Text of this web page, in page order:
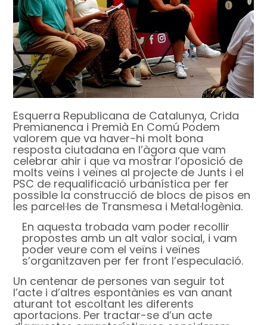
Esquerra Republicana de Catalunya, Crida
Premianenca i Premià En Comú Podem
valorem que va haver-hi molt bona
resposta ciutadana en l’àgora que vam
celebrar ahir i que va mostrar l’oposició de
molts veïns i veïnes al projecte de Junts i el
PSC de requalificació urbanística per fer
possible la construcció de blocs de pisos en
les parcel·les de Transmesa i Metal·logènia.
En aquesta trobada vam poder recollir
propostes amb un alt valor social, i vam
poder veure com el veïns i veïnes
s’organitzaven per fer front l’especulació.
Un centenar de persones van seguir tot
l’acte i d’altres espontànies es van anant
aturant tot escoltant les diferents
aportacions. Per tractar-se d’un acte